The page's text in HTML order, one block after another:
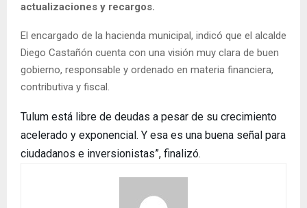
actualizaciones y recargos.
El encargado de la hacienda municipal, indicó que el alcalde
Diego Castañón cuenta con una visión muy clara de buen
gobierno, responsable y ordenado en materia financiera,
contributiva y fiscal.
Tulum está libre de deudas a pesar de su crecimiento
acelerado y exponencial. Y esa es una buena señal para
ciudadanos e inversionistas”, finalizó.